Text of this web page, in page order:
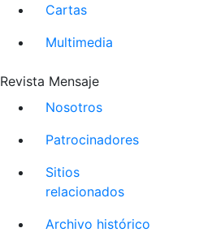
Cartas
Multimedia
Revista Mensaje
Nosotros
Patrocinadores
Sitios
relacionados
Archivo histórico